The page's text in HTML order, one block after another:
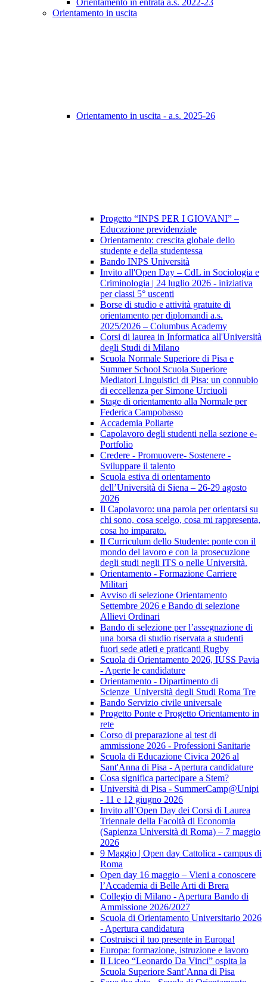
Orientamento in entrata a.s. 2022-23
Orientamento in uscita
Orientamento in uscita - a.s. 2025-26
Progetto “INPS PER I GIOVANI” –
Educazione previdenziale
Orientamento: crescita globale dello
studente e della studentessa
Bando INPS Università
Invito all'Open Day – CdL in Sociologia e
Criminologia | 24 luglio 2026 - iniziativa
per classi 5° uscenti
Borse di studio e attività gratuite di
orientamento per diplomandi a.s.
2025/2026 – Columbus Academy
Corsi di laurea in Informatica all'Università
degli Studi di Milano
Scuola Normale Superiore di Pisa e
Summer School Scuola Superiore
Mediatori Linguistici di Pisa: un connubio
di eccellenza per Simone Urciuoli
Stage di orientamento alla Normale per
Federica Campobasso
Accademia Poliarte
Capolavoro degli studenti nella sezione e-
Portfolio
Credere - Promuovere- Sostenere -
Sviluppare il talento
Scuola estiva di orientamento
dell’Università di Siena – 26-29 agosto
2026
Il Capolavoro: una parola per orientarsi su
chi sono, cosa scelgo, cosa mi rappresenta,
cosa ho imparato.
Il Curriculum dello Studente: ponte con il
mondo del lavoro e con la prosecuzione
degli studi negli ITS o nelle Università.
Orientamento - Formazione Carriere
Militari
Avviso di selezione Orientamento
Settembre 2026 e Bando di selezione
Allievi Ordinari
Bando di selezione per l’assegnazione di
una borsa di studio riservata a studenti
fuori sede atleti e praticanti Rugby
Scuola di Orientamento 2026, IUSS Pavia
- Aperte le candidature
Orientamento - Dipartimento di
Scienze_Università degli Studi Roma Tre
Bando Servizio civile universale
Progetto Ponte e Progetto Orientamento in
rete
Corso di preparazione al test di
ammissione 2026 - Professioni Sanitarie
Scuola di Educazione Civica 2026 al
Sant'Anna di Pisa - Apertura candidature
Cosa significa partecipare a Stem?
Università di Pisa - SummerCamp@Unipi
- 11 e 12 giugno 2026
Invito all’Open Day dei Corsi di Laurea
Triennale della Facoltà di Economia
(Sapienza Università di Roma) – 7 maggio
2026
9 Maggio | Open day Cattolica - campus di
Roma
Open day 16 maggio – Vieni a conoscere
l’Accademia di Belle Arti di Brera
Collegio di Milano - Apertura Bando di
Ammissione 2026/2027
Scuola di Orientamento Universitario 2026
- Apertura candidatura
Costruisci il tuo presente in Europa!
Europa: formazione, istruzione e lavoro
Il Liceo “Leonardo Da Vinci” ospita la
Scuola Superiore Sant’Anna di Pisa